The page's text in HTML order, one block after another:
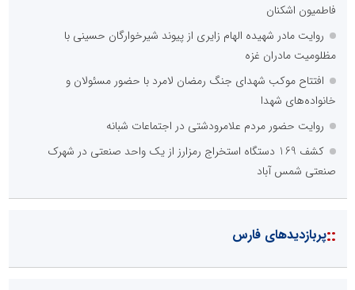
فاطمیون اشکنان
روایت مادر شهیده الهام زایری از پیوند شیرخوارگان حسینی با
مظلومیت مادران غزه
افتتاح موکب شهدای جنگ رمضان لامرد با حضور مسئولان و
خانواده‌های شهدا
روایت حضور مردم علامرودشتی در اجتماعات شبانه
کشف 169 دستگاه استخراج رمزارز از یک واحد صنعتی در شهرک
صنعتی شمس آباد
::پربازدیدهای فارس